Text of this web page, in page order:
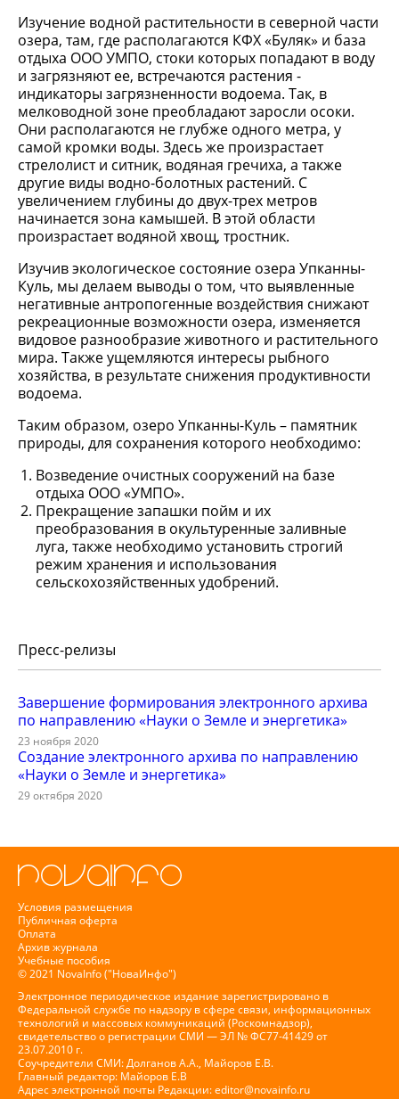
Изучение водной растительности в северной части
озера, там, где располагаются КФХ «Буляк» и база
отдыха ООО УМПО, стоки которых попадают в воду
и загрязняют ее, встречаются растения -
индикаторы загрязненности водоема. Так, в
мелководной зоне преобладают заросли осоки.
Они располагаются не глубже одного метра, у
самой кромки воды. Здесь же произрастает
стрелолист и ситник, водяная гречиха, а также
другие виды водно-болотных растений. С
увеличением глубины до двух-трех метров
начинается зона камышей. В этой области
произрастает водяной хвощ, тростник.
Изучив экологическое состояние озера Упканны-
Куль, мы делаем выводы о том, что выявленные
негативные антропогенные воздействия снижают
рекреационные возможности озера, изменяется
видовое разнообразие животного и растительного
мира. Также ущемляются интересы рыбного
хозяйства, в результате снижения продуктивности
водоема.
Таким образом, озеро Упканны-Куль – памятник
природы, для сохранения которого необходимо:
Возведение очистных сооружений на базе
отдыха ООО «УМПО».
Прекращение запашки пойм и их
преобразования в окультуренные заливные
луга, также необходимо установить строгий
режим хранения и использования
сельскохозяйственных удобрений.
Пресс-релизы
Завершение формирования электронного архива
по направлению «Науки о Земле и энергетика»
23 ноября 2020
Создание электронного архива по направлению
«Науки о Земле и энергетика»
29 октября 2020
Условия размещения
Публичная оферта
Оплата
Архив журнала
Учебные пособия
© 2021 NovaInfo ("НоваИнфо")
Электронное периодическое издание зарегистрировано в
Федеральной службе по надзору в сфере связи, информационных
технологий и массовых коммуникаций (Роскомнадзор),
свидетельство о регистрации СМИ — ЭЛ № ФС77-41429 от
23.07.2010 г.
Соучредители СМИ: Долганов А.А., Майоров Е.В.
Главный редактор: Майоров Е.В
Адрес электронной почты Редакции:editor@novainfo.ru